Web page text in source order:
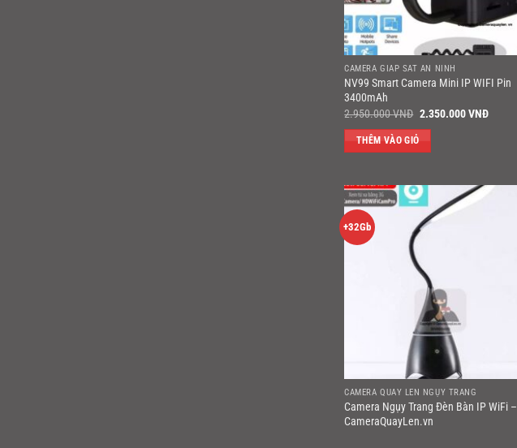
CAMERA GIÁP SÁT AN NINH
NV99 Smart Camera Mini IP WIFI Pin
3400mAh
2.950.000VNĐ Giá
là:
2.950.000 VNĐ.
2.350.000VNĐGiá
THÊM VÀO GIỎ
+32Gb
CAMERA QUAY LÉN NGỤY TRANG
Camera Ngụy Trang Đèn Bàn IP WiFi –
CameraQuayLen.vn